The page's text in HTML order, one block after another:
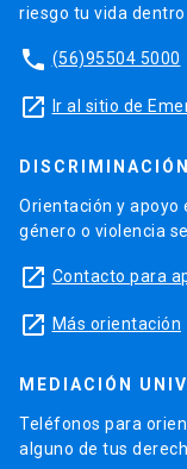
riesgo tu vida
phone (56)95504 5000
launch Ir al sitio de
Orientación y apoyo
género o violencia
launch Contacto para
launch Más orientación
MEDIACIÓN
Teléfonos para
alguno de tus